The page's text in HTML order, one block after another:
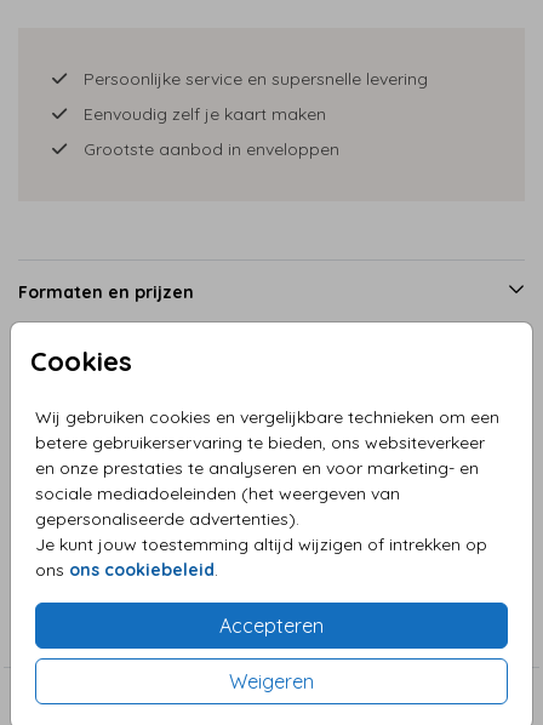
Cookies
Wij gebruiken cookies en vergelijkbare technieken om een
betere gebruikerservaring te bieden, ons websiteverkeer
en onze prestaties te analyseren en voor marketing- en
sociale mediadoeleinden (het weergeven van
gepersonaliseerde advertenties).
Je kunt jouw toestemming altijd wijzigen of intrekken op
ons ons cookiebeleid.
Accepteren
Weigeren
Persoonlijke service en supersnelle levering
Eenvoudig zelf je kaart maken
Grootste aanbod in enveloppen
Formaten en prijzen
Omschrijving
Geboortekaartje zusje met baby jongen kruiwagen grijs.
Wat een lief kaartje. De blaadjes dwarrelen rond!